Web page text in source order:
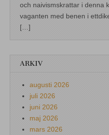
och naivismskrattar i denna
vaganten med benen i
[…]
ARKIV
augusti 2026
juli 2026
juni 2026
maj 2026
mars 2026